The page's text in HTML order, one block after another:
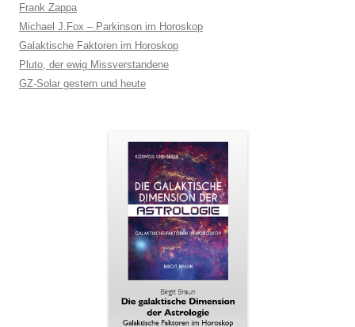
Frank Zappa
Michael J.Fox – Parkinson im Horoskop
Galaktische Faktoren im Horoskop
Pluto, der ewig Missverstandene
GZ-Solar gestern und heute